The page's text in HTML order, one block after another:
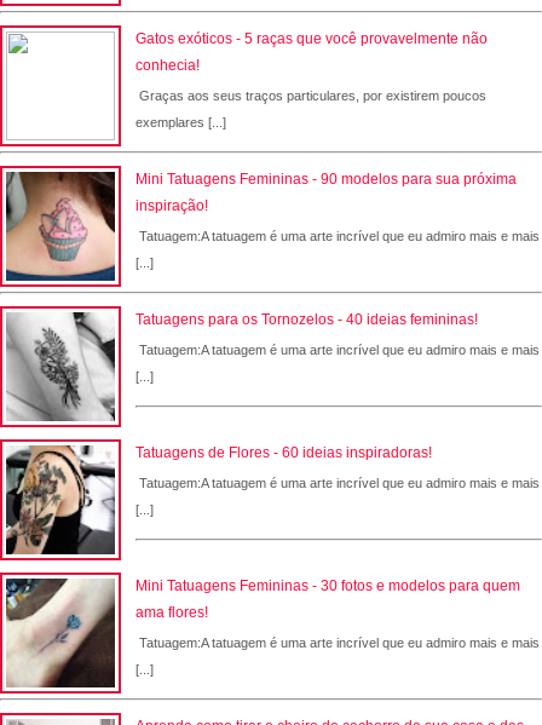
Gatos exóticos - 5 raças que você provavelmente não
conhecia!
Graças aos seus traços particulares, por existirem poucos
exemplares [...]
Mini Tatuagens Femininas - 90 modelos para sua próxima
inspiração!
Tatuagem:A tatuagem é uma arte incrível que eu admiro mais e mais
[...]
Tatuagens para os Tornozelos - 40 ideias femininas!
Tatuagem:A tatuagem é uma arte incrível que eu admiro mais e mais
[...]
Tatuagens de Flores - 60 ideias inspiradoras!
Tatuagem:A tatuagem é uma arte incrível que eu admiro mais e mais
[...]
Mini Tatuagens Femininas - 30 fotos e modelos para quem
ama flores!
Tatuagem:A tatuagem é uma arte incrível que eu admiro mais e mais
[...]